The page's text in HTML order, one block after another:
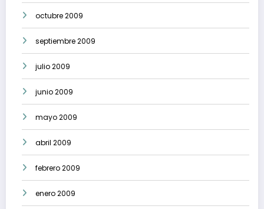
octubre 2009
septiembre 2009
julio 2009
junio 2009
mayo 2009
abril 2009
febrero 2009
enero 2009